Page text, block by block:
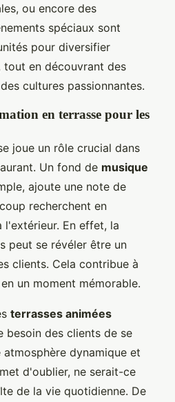
ou encore des
spéciaux sont
pour diversifier
tout en découvrant des
cultures passionnantes.
en terrasse pour les
joue un rôle crucial dans
Un fond de musique
ajoute une note de
recherchent en
l'extérieur. En effet, la
peut se révéler être un
clients. Cela contribue à
un moment mémorable.
terrasses animées
besoin des clients de se
atmosphère dynamique et
d'oublier, ne serait-ce
de la vie quotidienne. De